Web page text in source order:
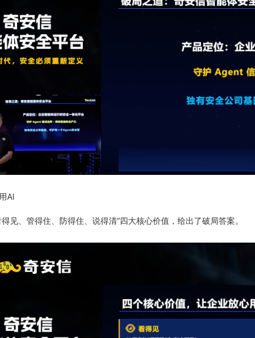
AI
见、管得住、防得住、说得清”四大核心价值，给出了破局答案。